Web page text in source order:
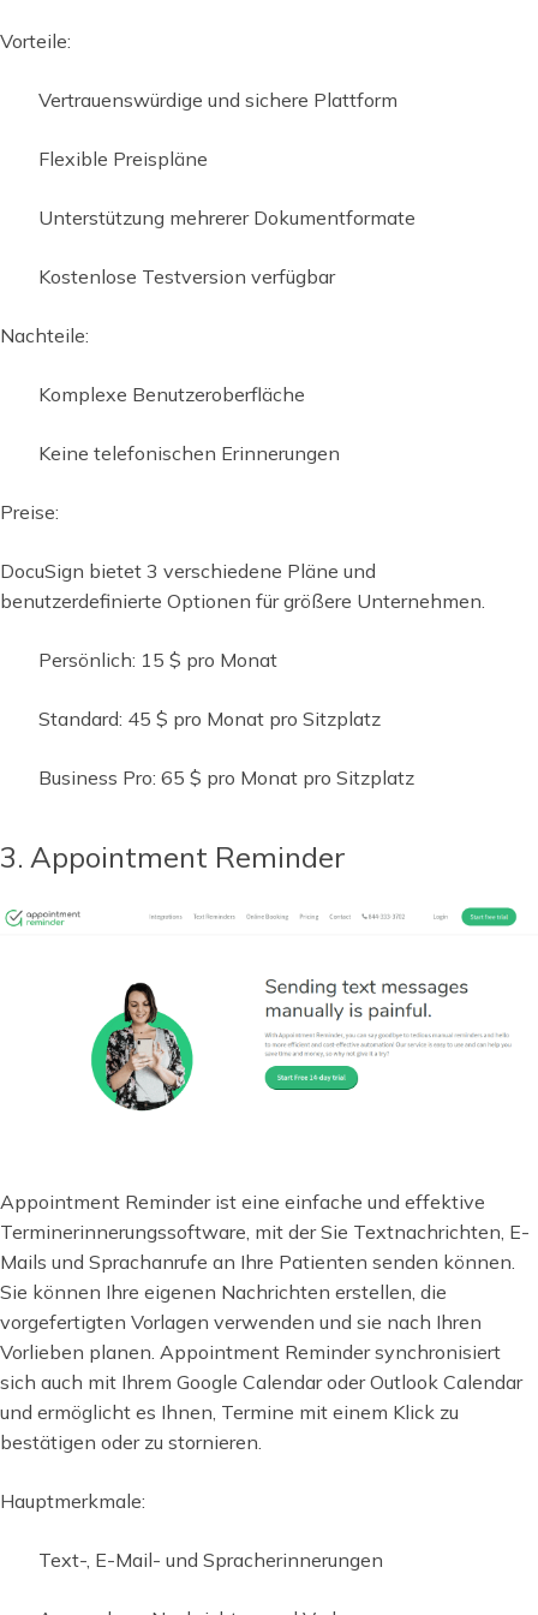
Vorteile:
Vertrauenswürdige und sichere Plattform
Flexible Preispläne
Unterstützung mehrerer Dokumentformate
Kostenlose Testversion verfügbar
Nachteile:
Komplexe Benutzeroberfläche
Keine telefonischen Erinnerungen
Preise:
DocuSign bietet 3 verschiedene Pläne und
benutzerdefinierte Optionen für größere Unternehmen.
Persönlich: 15 $ pro Monat
Standard: 45 $ pro Monat pro Sitzplatz
Business Pro: 65 $ pro Monat pro Sitzplatz
3. Appointment Reminder
Appointment Reminder ist eine einfache und effektive
Terminerinnerungssoftware, mit der Sie Textnachrichten, E-
Mails und Sprachanrufe an Ihre Patienten senden können.
Sie können Ihre eigenen Nachrichten erstellen, die
vorgefertigten Vorlagen verwenden und sie nach Ihren
Vorlieben planen. Appointment Reminder synchronisiert
sich auch mit Ihrem Google Calendar oder Outlook Calendar
und ermöglicht es Ihnen, Termine mit einem Klick zu
bestätigen oder zu stornieren.
Hauptmerkmale:
Text-, E-Mail- und Spracherinnerungen